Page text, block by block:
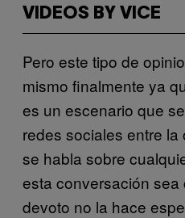
VIDEOS BY VICE
Pero este tipo de
mismo finalmente ya
es un escenario que
redes sociales entre
se habla sobre
esta conversación
devoto no la hace